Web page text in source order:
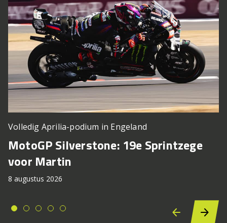
Volledig Aprilia-podium in Engeland
MotoGP Silverstone: 19e Sprintzege
voor Martin
8 augustus 2026